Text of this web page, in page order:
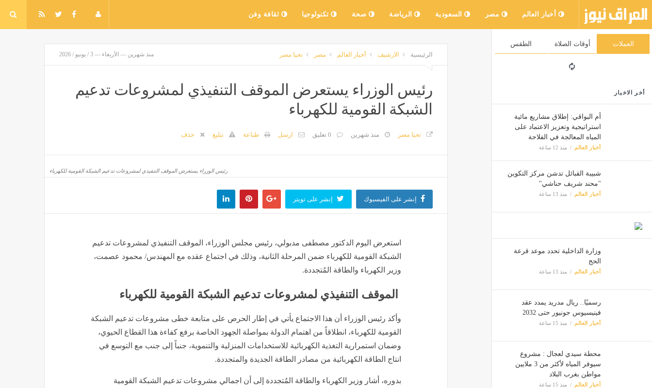
أخبار العالم مصر السعودية الرياضة صحة تكنولوجيا ثقافة وفن
العملات أوقات الصلاة الطقس
أخر الاخبار
أم البواقي: إطلاق مشاريع مائية
استراتيجية وتعزيز الاعتماد على
المياه المعالجة في الفلاحة
أخبار العالم منذ 12 ساعة
شبيبة القبائل تدشن مركز التكوين
"محند شريف حناشي"
أخبار العالم منذ 13 ساعة
وزارة الداخلية تحدد موعد قرعة
الحج
أخبار العالم منذ 13 ساعة
رسميًا.. ريال مدريد يمدد عقد
فينيسيوس جونيور حتى 2032
أخبار العالم منذ 15 ساعة
محطة سيدي لعجال : مشروع
سيوفر المياه لأكثر من 3 ملايين
مواطن بغرب البلاد
أخبار العالم منذ 15 ساعة
الرئيسية الارشيف أخبار العالم مصر تحيا مصر منذ شهرين — الأربعاء — 3 / يونيو / 2026
رئيس الوزراء يستعرض الموقف التنفيذي لمشروعات تدعيم
الشبكة القومية للكهرباء
تحيا مصر منذ شهرين 0 تعليق ارسل طباعة تبليغ حذف
رئيس الوزراء يستعرض الموقف التنفيذي لمشروعات تدعيم الشبكة القومية للكهرباء
إنشر على الفيسبوك إنشر على تويتر
استعرض اليوم الدكتور مصطفى مدبولي، رئيس مجلس الوزراء، الموقف التنفيذي لمشروعات تدعيم
الشبكة القومية للكهرباء ضمن المرحلة الثانية، وذلك في اجتماع عقده مع المهندس/ محمود عصمت،
وزير الكهرباء والطاقة المُتجددة.
الموقف التنفيذي لمشروعات تدعيم الشبكة القومية للكهرباء
وأكد رئيس الوزراء أن هذا الاجتماع يأتي في إطار الحرص على متابعة خطى مشروعات تدعيم الشبكة
القومية للكهرباء، انطلاقاً من اهتمام الدولة بمواصلة الجهود الخاصة برفع كفاءة هذا القطاع الحيوي،
وضمان استمرارية التغذية الكهربائية للاستخدامات المنزلية والتنموية، جنباً إلى جنب مع التوسع في
انتاج الطاقة الكهربائية من مصادر الطاقة الجديدة والمتجددة.
بدوره، أشار وزير الكهرباء والطاقة المُتجددة إلى أن اجمالي مشروعات تدعيم الشبكة القومية